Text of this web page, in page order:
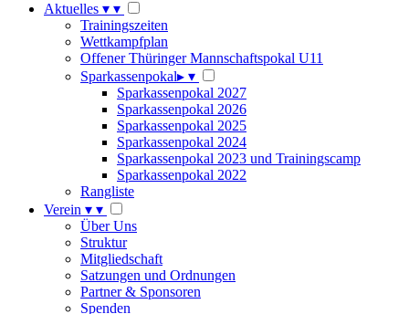
Aktuelles ▾ ▾
Trainingszeiten
Wettkampfplan
Offener Thüringer Mannschaftspokal U11
Sparkassenpokal▸ ▾
Sparkassenpokal 2027
Sparkassenpokal 2026
Sparkassenpokal 2025
Sparkassenpokal 2024
Sparkassenpokal 2023 und Trainingscamp
Sparkassenpokal 2022
Rangliste
Verein ▾ ▾
Über Uns
Struktur
Mitgliedschaft
Satzungen und Ordnungen
Partner & Sponsoren
Spenden